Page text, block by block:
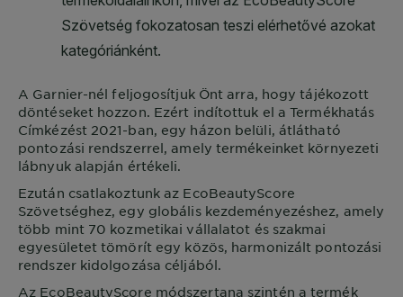
A Garnier-nél feljogosítjuk Önt arra, hogy tájékozott
döntéseket hozzon. Ezért indítottuk el a Termékhatás
Címkézést 2021-ban, egy házon belüli, átlátható
pontozási rendszerrel, amely termékeinket környezeti
lábnyuk alapján értékeli.
Ezután csatlakoztunk az EcoBeautyScore
Szövetséghez, egy globális kezdeményezéshez, amely
több mint 70 kozmetikai vállalatot és szakmai
egyesületet tömörít egy közös, harmonizált pontozási
rendszer kidolgozása céljából.
Az EcoBeautyScore módszertana szintén a termék